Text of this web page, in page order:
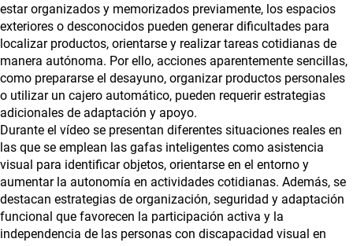
estar organizados y memorizados previamente, los espacios
exteriores o desconocidos pueden generar dificultades para
localizar productos, orientarse y realizar tareas cotidianas de
manera autónoma. Por ello, acciones aparentemente sencillas,
como prepararse el desayuno, organizar productos personales
o utilizar un cajero automático, pueden requerir estrategias
adicionales de adaptación y apoyo.
Durante el vídeo se presentan diferentes situaciones reales en
las que se emplean las gafas inteligentes como asistencia
visual para identificar objetos, orientarse en el entorno y
aumentar la autonomía en actividades cotidianas. Además, se
destacan estrategias de organización, seguridad y adaptación
funcional que favorecen la participación activa y la
independencia de las personas con discapacidad visual en